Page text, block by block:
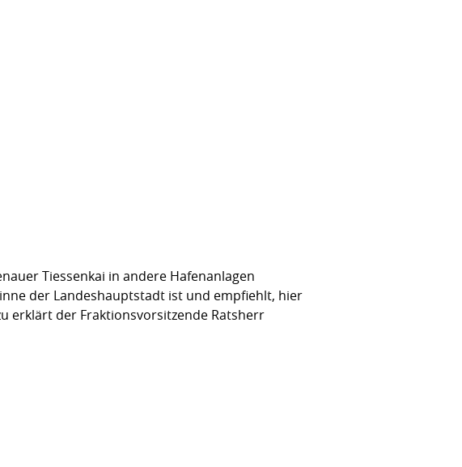
Tiessenkai in andere Hafenanlagen
der Landeshauptstadt ist und empfiehlt, hier
erklärt der Fraktionsvorsitzende Ratsherr